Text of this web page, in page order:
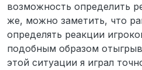
возможность определить
же, можно заметить, что
определять реакции
подобным образом
этой ситуации я играл